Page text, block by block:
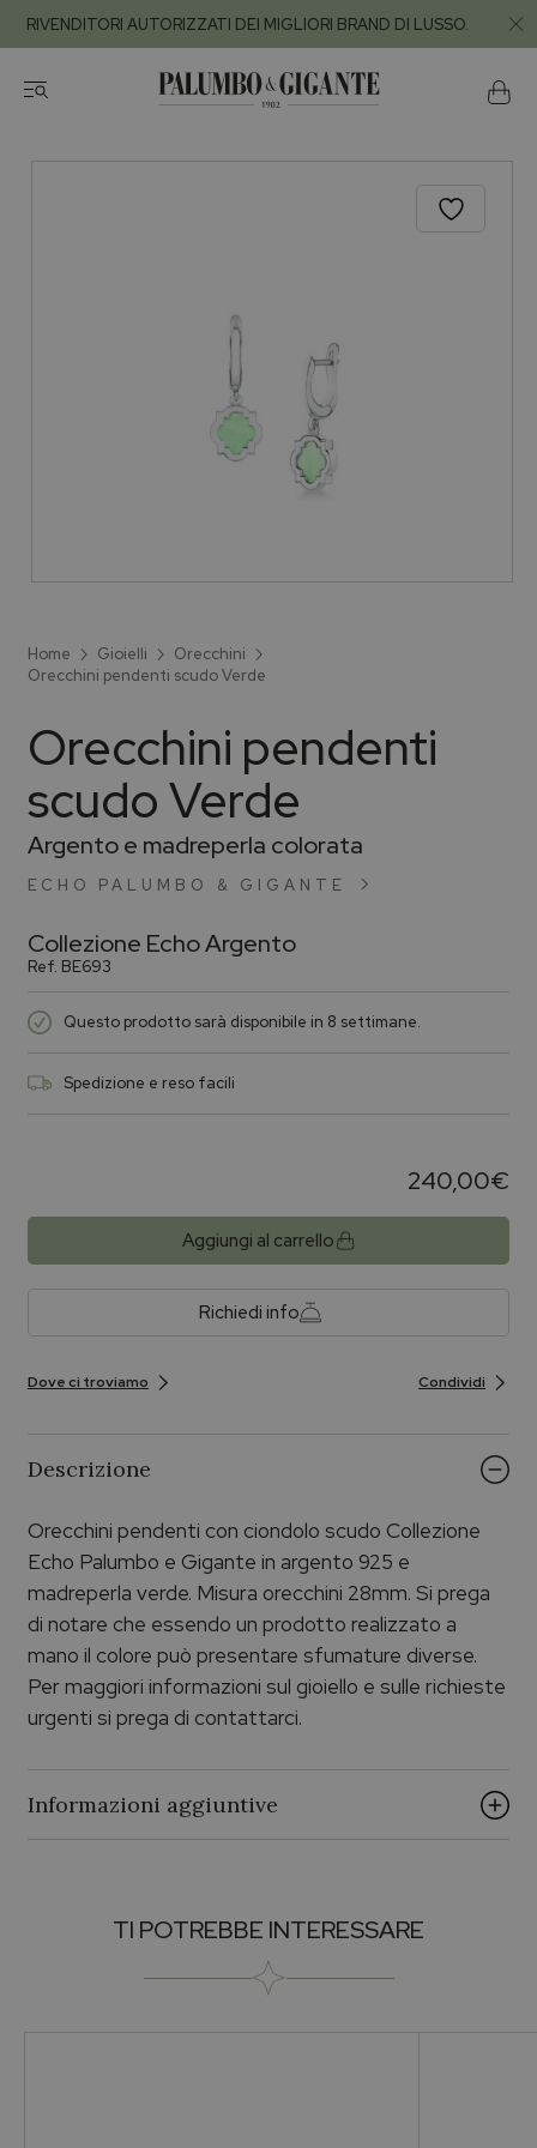
RIVENDITORI AUTORIZZATI DEI MIGLIORI BRAND DI LUSSO.
Home Gioielli
Orecchini
Orecchini pendenti scudo Verde
ECHO PALUMBO & GIGANTE
Orecchini pendenti
scudo Verde
Argento e madreperla colorata
Collezione Echo Argento
Ref. BE693
Questo prodotto sarà disponibile in 8 settimane.
Spedizione e reso facili
240,00€
Aggiungi al carrello
Richiedi info
Dove ci troviamo Condividi
Descrizione
Orecchini pendenti con ciondolo scudo Collezione
Echo Palumbo e Gigante in argento 925 e
madreperla verde. Misura orecchini 28mm. Si prega
di notare che essendo un prodotto realizzato a
mano il colore può presentare sfumature diverse.
Per maggiori informazioni sul gioiello e sulle richieste
urgenti si prega di contattarci.
Informazioni aggiuntive
ECHO PALUMBO & GIGANTE
TI POTREBBE INTERESSARE